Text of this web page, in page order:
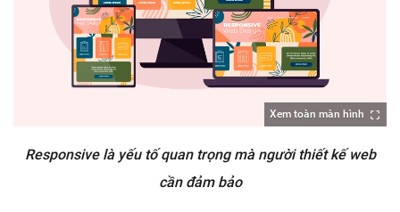
Xem toàn màn hình
Responsive là yếu tố quan trọng mà người thiết kế web
cần đảm bảo